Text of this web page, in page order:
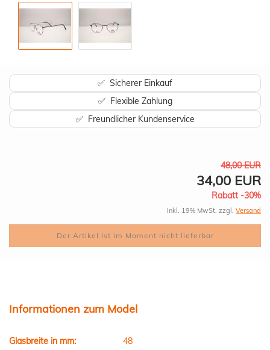
✅ Sicherer Einkauf
✅ Flexible Zahlung
✅ Freundlicher Kundenservice
48,00 EUR
34,00 EUR
Rabatt -30%
inkl. 19% MwSt. zzgl. Versand
Informationen zum Model
Glasbreite in mm: 48